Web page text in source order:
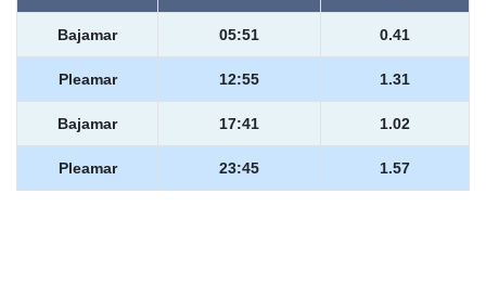
Bajamar 05:51 0.41
Pleamar 12:55 1.31
Bajamar 17:41 1.02
Pleamar 23:45 1.57